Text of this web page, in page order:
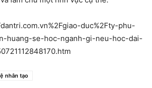
duc%2Fty-phu-
huang-se-hoc-nganh-gi-neu-hoc-dai-
nhân tạo